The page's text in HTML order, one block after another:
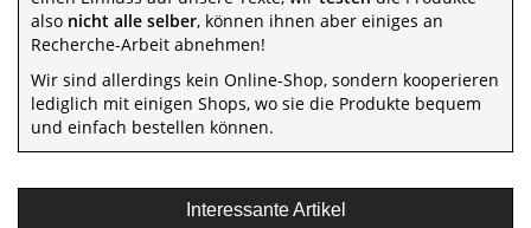
also nicht alle selber, können ihnen aber einiges an
Recherche-Arbeit abnehmen!
Wir sind allerdings kein Online-Shop, sondern kooperieren
lediglich mit einigen Shops, wo sie die Produkte bequem
und einfach bestellen können.
Interessante Artikel